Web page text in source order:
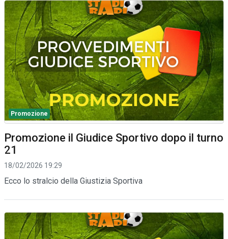
Promozione
Promozione il Giudice Sportivo dopo il turno
21
18/02/2026 19:29
Ecco lo stralcio della Giustizia Sportiva